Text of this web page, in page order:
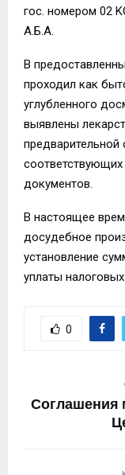
гос. номером 02
А.Б.А.
В
проходил как
углубленного
выявлены
документов.
В настоящее
досудебное
установление
уплаты
0
Соглашения